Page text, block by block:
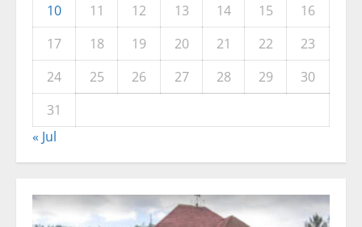
10
11 12 13 14 15
16
17
18 19 20 21 22
23
24
25 26 27 28 29
30
31
« Jul